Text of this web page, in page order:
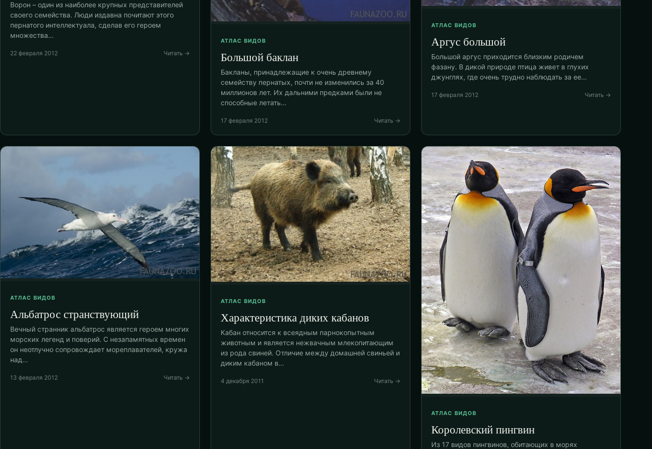
Ворон – один из наиболее крупных представителей
своего семейства. Люди издавна почитают этого
пернатого интеллектуала, сделав его героем
множества…
22 февраля 2012 Читать →
АТЛАС ВИДОВ
Большой баклан
Бакланы, принадлежащие к очень древнему
семейству пернатых, почти не изменились за 40
миллионов лет. Их дальними предками были не
способные летать…
17 февраля 2012 Читать →
АТЛАС ВИДОВ
Аргус большой
Большой аргус приходится близким родичем
фазану. В дикой природе птица живет в глухих
джунглях, где очень трудно наблюдать за ее…
17 февраля 2012 Читать →
АТЛАС ВИДОВ
Альбатрос странствующий
Вечный странник альбатрос является героем многих
морских легенд и поверий. С незапамятных времен
он неотлучно сопровождает мореплавателей, кружа
над…
13 февраля 2012 Читать →
АТЛАС ВИДОВ
Характеристика диких кабанов
Кабан относится к всеядным парнокопытным
животным и является нежвачным млекопитающим
из рода свиней. Отличие между домашней свиньей и
диким кабаном в…
4 декабря 2011 Читать →
АТЛАС ВИДОВ
Королевский пингвин
Из 17 видов пингвинов, обитающих в морях